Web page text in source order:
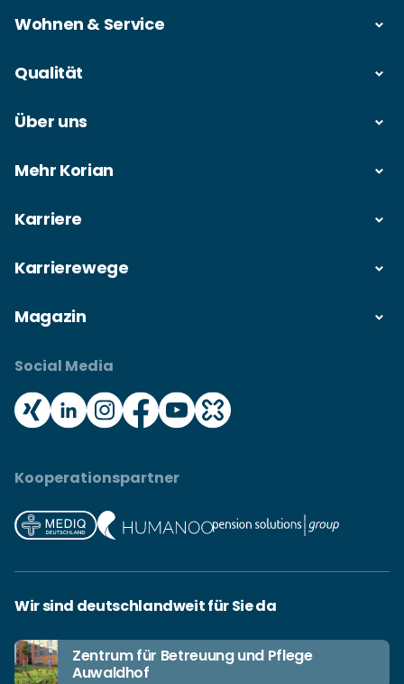
Wohnen & Service
Qualität
Über uns
Mehr Korian
Karriere
Karrierewege
Magazin
Social Media
Kooperationspartner
Wir sind deutschlandweit für Sie da
Zentrum für Betreuung und Pflege
Auwaldhof